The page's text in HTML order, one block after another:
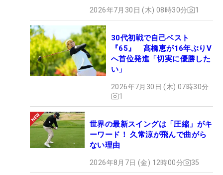
2026年7月30日 (木) 08時30分 1
30代初戦で自己ベスト
『65』 髙橋恵が16年ぶりV
へ首位発進「切実に優勝した
い」
2026年7月30日 (木) 07時30分
1
世界の最新スイングは「圧縮」がキ
ーワード！ 久常涼が飛んで曲がら
ない理由
2026年8月7日 (金) 12時00分 35